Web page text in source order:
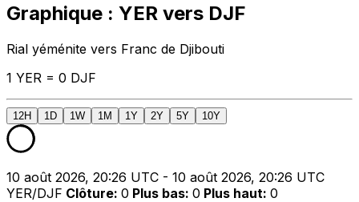
Graphique : YER vers DJF
Rial yéménite vers Franc de Djibouti
1 YER = 0 DJF
12H 1D 1W 1M 1Y 2Y 5Y 10Y
10 août 2026, 20:26 UTC - 10 août 2026, 20:26 UTC
YER/DJF Clôture: 0 Plus bas: 0 Plus haut: 0